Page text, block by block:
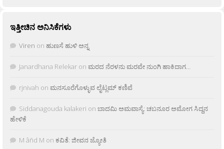
ಇತ್ತೀಚಿನ ಅನಿಸಿಕೆಗಳು
Viren on ಹುಣಸೆ ಹುಳಿ ಅನ್ನ
Janardhana Relekar on ಮರದ ನೆರಳನು ಮರವೇ ನುಂಗಿ ಹಾಕಿದಾಗ…
rjnivah on ಮನಸೂರೆಗೊಳ್ಳುವ ಲೈಟ್ಲಮ್ ಕಣಿವೆ
Siddanagouda kalakeri on ಬಾದಮಿ ಅಮವಾಸ್ಯೆ: ಚಬನೂರ ಅಮೋಗ ಸಿದ್ದನ
ಹೇಳಿಕೆ
M âñd M on ಕವಿತೆ: ಜೀವನ ಜ್ಯೋತಿ